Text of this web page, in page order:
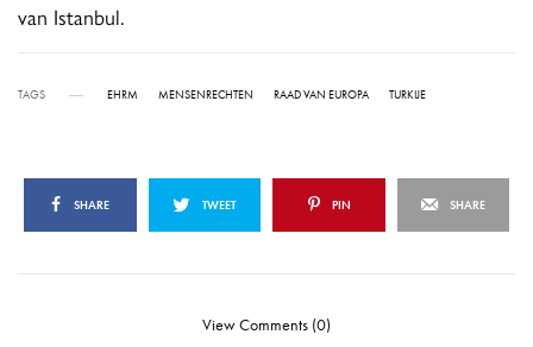
van Istanbul.
TAGS EHRM MENSENRECHTEN RAAD VAN EUROPA TURKIJE
SHARE TWEET PIN SHARE
View Comments (0)